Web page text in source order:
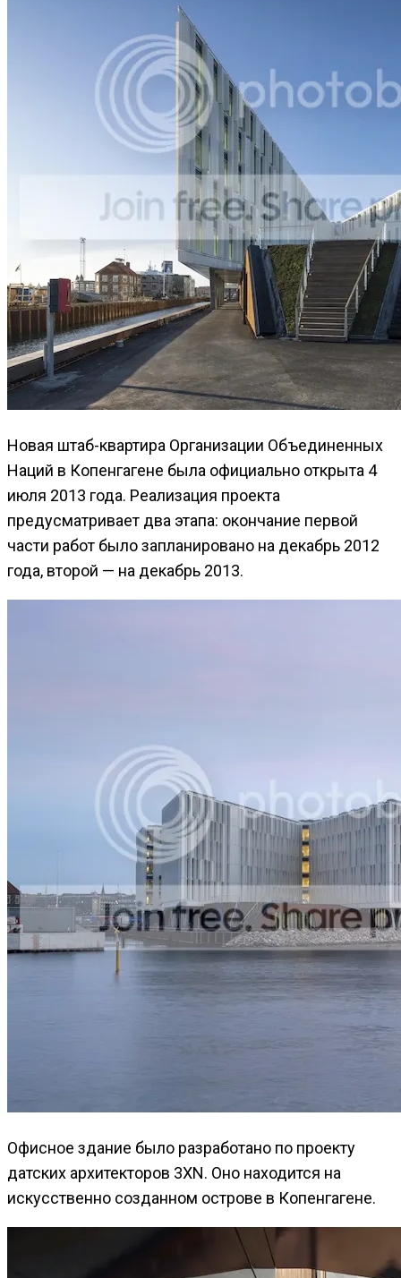
Новая штаб-квартира Организации Объединенных
Наций в Копенгагене была официально открыта 4
июля 2013 года. Реализация проекта
предусматривает два этапа: окончание первой
части работ было запланировано на декабрь 2012
года, второй — на декабрь 2013.
Офисное здание было разработано по проекту
датских архитекторов 3XN. Оно находится на
искусственно созданном острове в Копенгагене.